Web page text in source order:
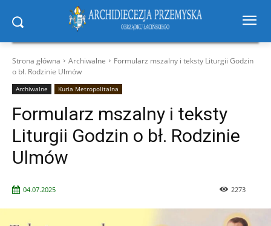
Strona główna Archiwalne
Formularz mszalny i teksty Liturgii Godzin
o bł. Rodzinie Ulmów
Archiwalne Kuria Metropolitalna
Formularz mszalny i teksty
Liturgii Godzin o bł. Rodzinie
Ulmów
04.07.2025 2273